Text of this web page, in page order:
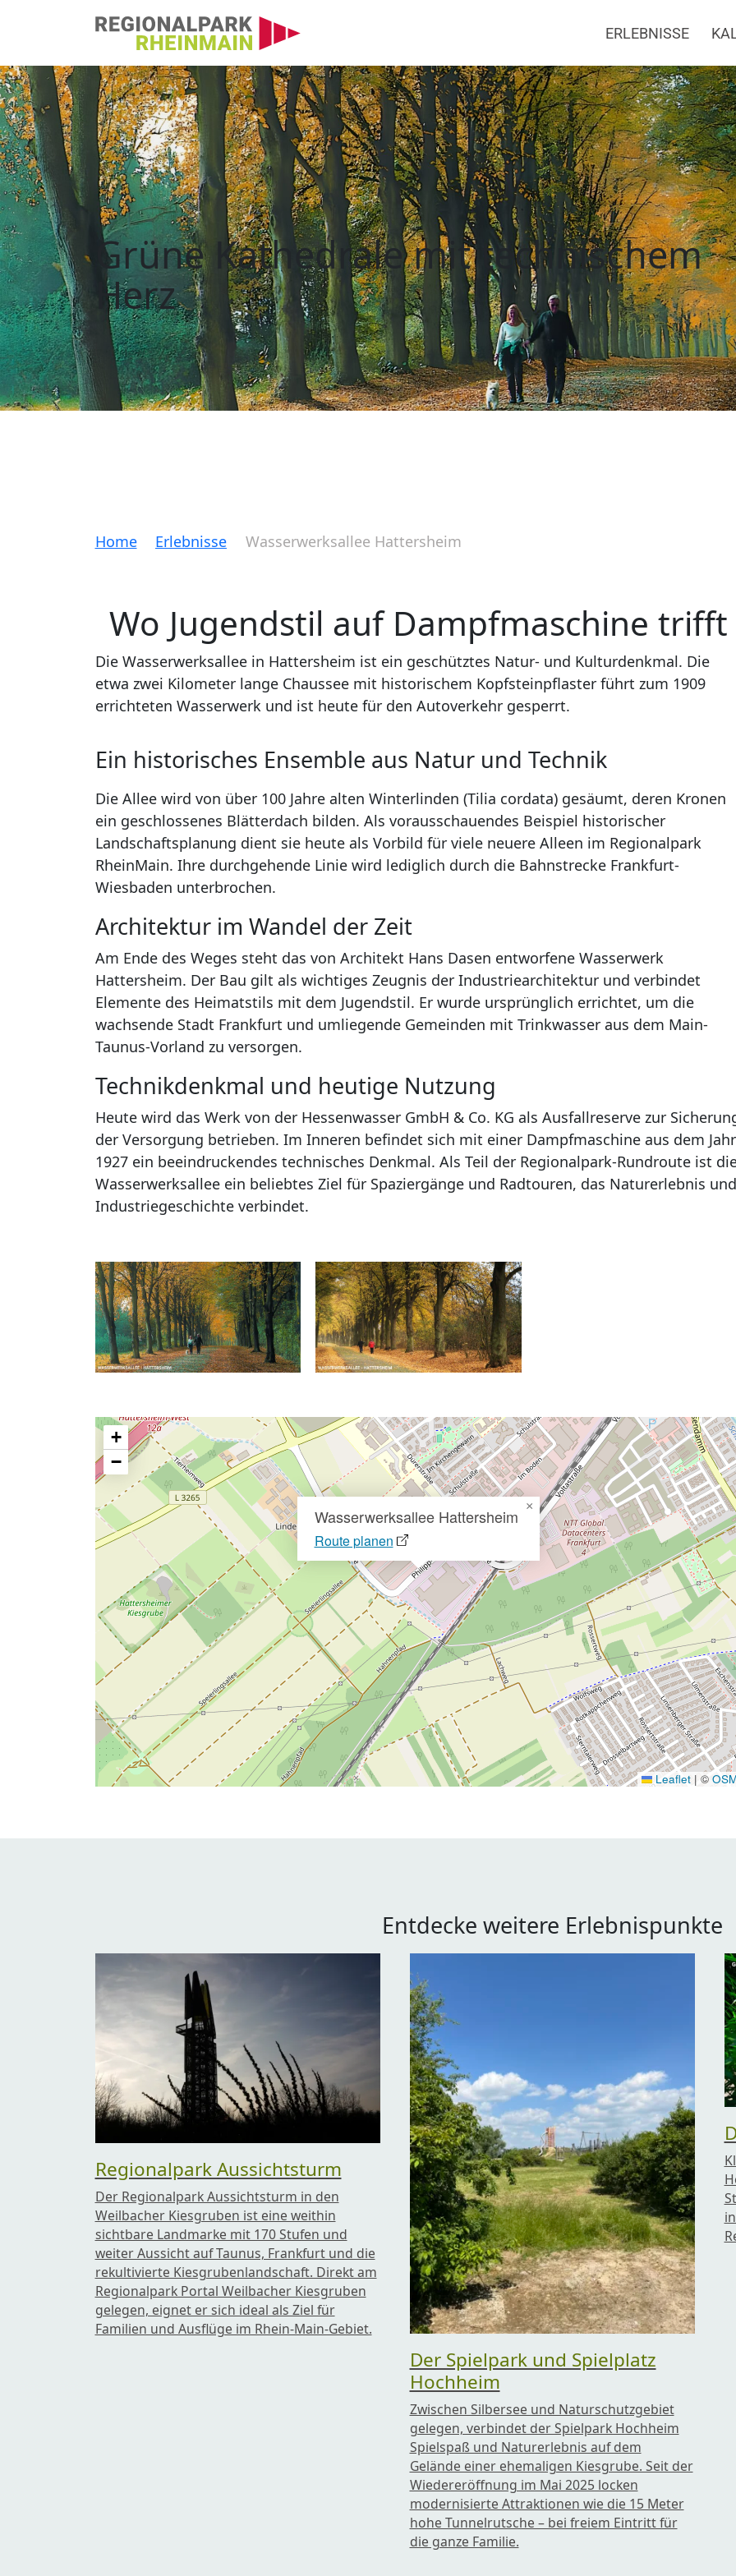
Wasserwerksallee Hattersheim
Hauptnavigation ERLEBNISSE
Grüne Kathedrale mit technischem
Herz
Home Erlebnisse Wasserwerksallee Hattersheim
Wo Jugendstil auf Dampfmaschine trifft
Die Wasserwerksallee in Hattersheim ist ein geschütztes Natur- und Kulturdenkmal. Die
etwa zwei Kilometer lange Chaussee mit historischem Kopfsteinpflaster führt zum 1909
errichteten Wasserwerk und ist heute für den Autoverkehr gesperrt.
Ein historisches Ensemble aus Natur und Technik
Die Allee wird von über 100 Jahre alten Winterlinden (Tilia cordata) gesäumt, deren Kronen
ein geschlossenes Blätterdach bilden. Als vorausschauendes Beispiel historischer
Landschaftsplanung dient sie heute als Vorbild für viele neuere Alleen im Regionalpark
RheinMain. Ihre durchgehende Linie wird lediglich durch die Bahnstrecke Frankfurt-
Wiesbaden unterbrochen.
Architektur im Wandel der Zeit
Am Ende des Weges steht das von Architekt Hans Dasen entworfene Wasserwerk
Hattersheim. Der Bau gilt als wichtiges Zeugnis der Industriearchitektur und verbindet
Elemente des Heimatstils mit dem Jugendstil. Er wurde ursprünglich errichtet, um die
wachsende Stadt Frankfurt und umliegende Gemeinden mit Trinkwasser aus dem Main-
Taunus-Vorland zu versorgen.
Technikdenkmal und heutige Nutzung
Heute wird das Werk von der Hessenwasser GmbH & Co. KG als Ausfallreserve zur
der Versorgung betrieben. Im Inneren befindet sich mit einer Dampfmaschine aus dem Jahr
1927 ein beeindruckendes technisches Denkmal. Als Teil der Regionalpark-Rundroute ist
Wasserwerksallee ein beliebtes Ziel für Spaziergänge und Radtouren, das Naturerlebnis und
Industriegeschichte verbindet.
Wasserwerksallee Hattersheim
Route planen
×
+
−
Leaflet | ©
Entdecke weitere Erlebnispunkte
Regionalpark Aussichtsturm
Der Regionalpark Aussichtsturm in den
Weilbacher Kiesgruben ist eine weithin
sichtbare Landmarke mit 170 Stufen und
weiter Aussicht auf Taunus, Frankfurt und die
rekultivierte Kiesgrubenlandschaft. Direkt am
Regionalpark Portal Weilbacher Kiesgruben
gelegen, eignet er sich ideal als Ziel für
Familien und Ausflüge im Rhein-Main-Gebiet.
Der Spielpark und Spielplatz
Hochheim
Zwischen Silbersee und Naturschutzgebiet
gelegen, verbindet der Spielpark Hochheim
Spielspaß und Naturerlebnis auf dem
Gelände einer ehemaligen Kiesgrube. Seit der
Wiedereröffnung im Mai 2025 locken
modernisierte Attraktionen wie die 15 Meter
hohe Tunnelrutsche – bei freiem Eintritt für
die ganze Familie.